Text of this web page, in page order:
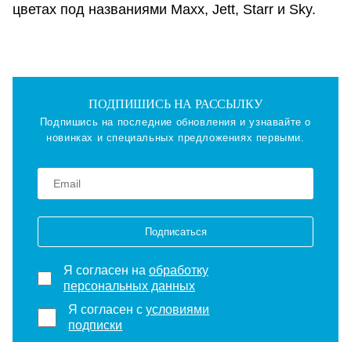
цветах под названиями Maxx, Jett, Starr и Sky.
ПОДПИШИСЬ НА РАССЫЛКУ
Подпишись на последние обновления и узнавайте о
новинках и специальных предложениях первыми.
Подписаться
Я согласен на обработку
персональных данных
Я согласен сусловиями
подписки